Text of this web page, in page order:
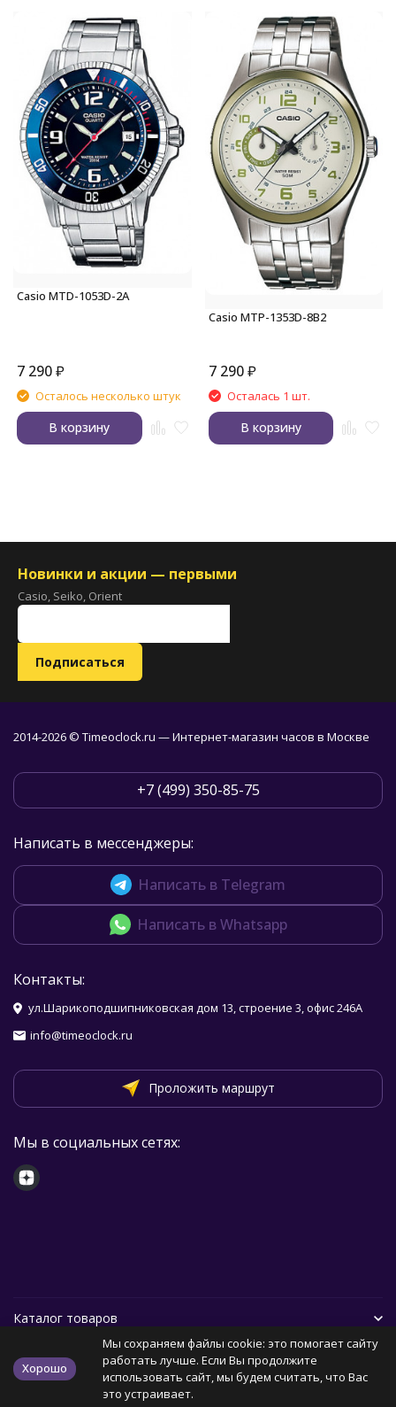
Casio MTD-1053D-2A
7 290₽
Осталось несколько штук
В корзину
Casio MTP-1353D-8B2
7 290 ₽
Осталась 1 шт.
В корзину
Новинки и акции — первыми
Casio, Seiko, Orient
2014-2026 © Timeoclock.ru — Интернет-магазин часов в Москве
+7 (499) 350-85-75
Написать в мессенджеры:
Написать в Telegram
Написать в Whatsapp
Контакты:
ул.Шарикоподшипниковская дом 13, строение 3, офис 246А
info@timeoclock.ru
Проложить маршрут
Мы в социальных сетях:
Каталог товаров
Помощь
Хорошо
Мы сохраняем файлы cookie: это помогает сайту
работать лучше. Если Вы продолжите
использовать сайт, мы будем считать, что Вас
это устраивает.